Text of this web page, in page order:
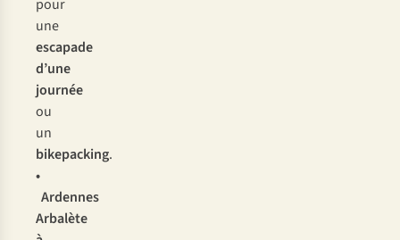
pour
une
escapade
d’une
journée
ou
un
bikepacking.
•
Ardennes
Arbalète